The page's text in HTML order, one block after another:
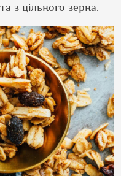
з цільного зерна.